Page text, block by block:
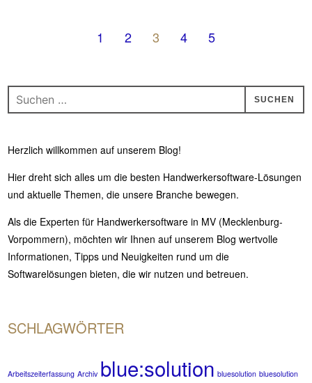
1 2 3 4 5
Suchen
nach:
Herzlich willkommen auf unserem Blog!
Hier dreht sich alles um die besten Handwerkersoftware-Lösungen
und aktuelle Themen, die unsere Branche bewegen.
Als die Experten für Handwerkersoftware in MV (Mecklenburg-
Vorpommern), möchten wir Ihnen auf unserem Blog wertvolle
Informationen, Tipps und Neuigkeiten rund um die
Softwarelösungen bieten, die wir nutzen und betreuen.
SCHLAGWÖRTER
Arbeitszeiterfassung Archiv blue:solution bluesolution bluesolution